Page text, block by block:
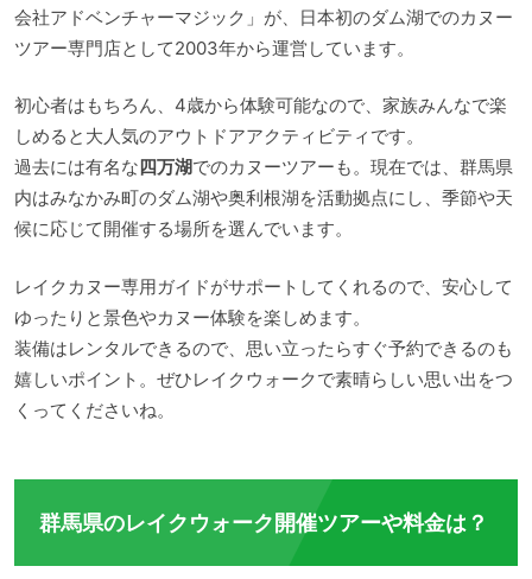
会社アドベンチャーマジック」が、日本初のダム湖でのカヌー
ツアー専門店として2003年から運営しています。
初心者はもちろん、4歳から体験可能なので、家族みんなで楽
しめると大人気のアウトドアアクティビティです。
過去には有名な四万湖でのカヌーツアーも。現在では、群馬県
内はみなかみ町のダム湖や奥利根湖を活動拠点にし、季節や天
候に応じて開催する場所を選んでいます。
レイクカヌー専用ガイドがサポートしてくれるので、安心して
ゆったりと景色やカヌー体験を楽しめます。
装備はレンタルできるので、思い立ったらすぐ予約できるのも
嬉しいポイント。ぜひレイクウォークで素晴らしい思い出をつ
くってくださいね。
群馬県のレイクウォーク開催ツアーや料金は？